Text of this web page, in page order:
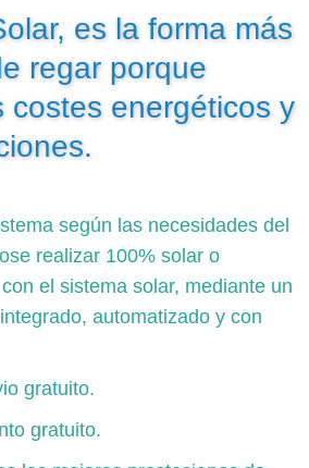
es la forma más
regar porque
costes energéticos y
según las necesidades del
realizar 100% solar o
el sistema solar, mediante un
automatizado y con
gratuito.
gratuito.